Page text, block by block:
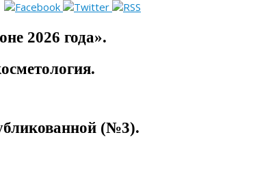
2026 года».
(№3).